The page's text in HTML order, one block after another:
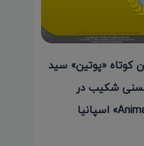
کوتاه «پوتین» سید
شکیب در